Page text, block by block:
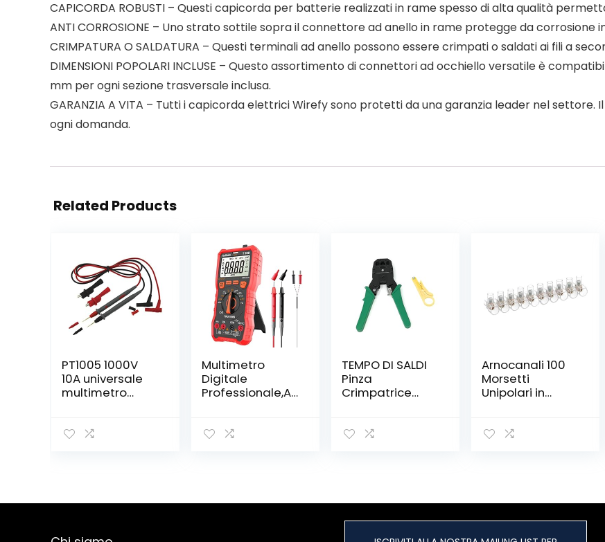
CAPICORDA ROBUSTI – Questi capicorda per batterie realizzati in rame spesso di alta qualità
ANTI CORROSIONE – Uno strato sottile sopra il connettore ad anello in rame protegge da corrosione
CRIMPATURA O SALDATURA – Questi terminali ad anello possono essere crimpati o saldati ai fili a
DIMENSIONI POPOLARI INCLUSE – Questo assortimento di connettori ad occhiello versatile è
mm per ogni sezione trasversale inclusa.
GARANZIA A VITA – Tutti i capicorda elettrici Wirefy sono protetti da una garanzia leader nel settore.
ogni domanda.
Related Products
PT1005 1000V
10A universale
multimetro
prova Pin Ago
Multimetro
Digitale
Professionale,Ao
Digitale
TEMPO DI SALDI
Pinza
Crimpatrice
Per Cavo Di Rete
Arnocanali 100
Morsetti
Unipolari in